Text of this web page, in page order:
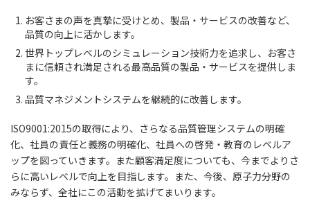
お客さまの声を真摯に受けとめ、製品・サービスの改善など、
品質の向上に活かします。
世界トップレベルのシミュレーション技術力を追求し、お客さ
まに信頼され満足される最高品質の製品・サービスを提供しま
す。
品質マネジメントシステムを継続的に改善します。
ISO9001:2015の取得により、さらなる品質管理システムの明確
化、社員の責任と義務の明確化、社員への啓発・教育のレベルア
ップを図っていきます。また顧客満足度についても、今までよりさ
らに高いレベルで向上を目指します。また、今後、原子力分野の
みならず、全社にこの活動を拡げてまいります。